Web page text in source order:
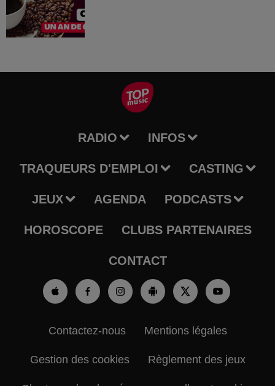
RADIO INFOS
TRAQUEURS D'EMPLOI CASTING
JEUX AGENDA PODCASTS
HOROSCOPE CLUBS PARTENAIRES
CONTACT
Contactez-nous Mentions légales
Gestion des cookies Règlement des jeux